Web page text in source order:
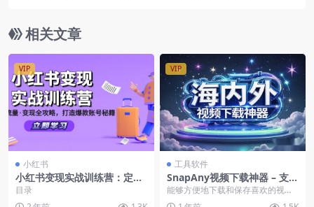
相关文章
VIP
小红书
小红书变现实战训练营：定位·
流量·变现全攻略，打造爆款账
号秘籍
目录
VIP
工具软件
SnapAny视频下载神器 – 支持
10000+网站，超清8K画质，
一键下载
能够方便地下载和保存喜欢的视
频、音乐和图片是一种极大的便